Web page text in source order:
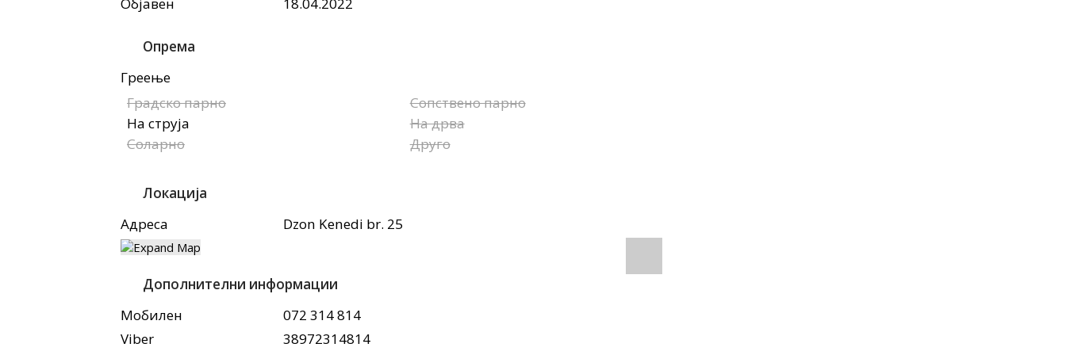
Опрема
Греење
Градско парно
Сопствено парно
На струја
На дрва
Соларно
Друго
Локација
Адреса
Dzon Kenedi br. 25
Дополнителни информации
Мобилен
072 314 814
Viber
38972314814